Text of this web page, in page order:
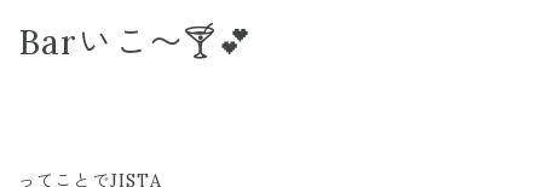
Barいこ〜🍸💕
ってことでJISTA